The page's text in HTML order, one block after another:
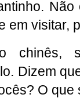
em visitar,
Dizem
O que